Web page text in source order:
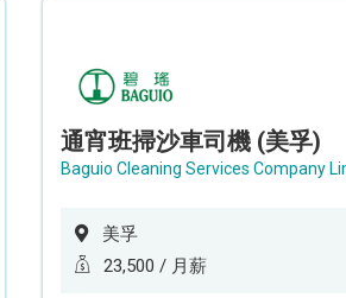
通宵班掃沙車司機 (美孚)
Baguio Cleaning Services Company
美孚
23,500 / 月薪